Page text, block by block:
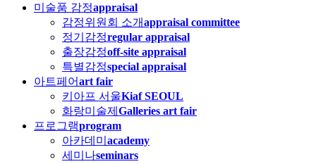
미술품 감정appraisal
감정위원회 소개appraisal committee
정기감정regular appraisal
출장감정off-site appraisal
특별감정special appraisal
아트페어art fair
키아프 서울Kiaf SEOUL
화랑미술제 Galleries art fair
프로그램program
아카데미 academy
세미나seminars